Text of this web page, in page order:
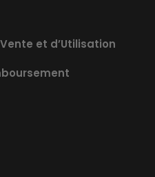
et d’Utilisation